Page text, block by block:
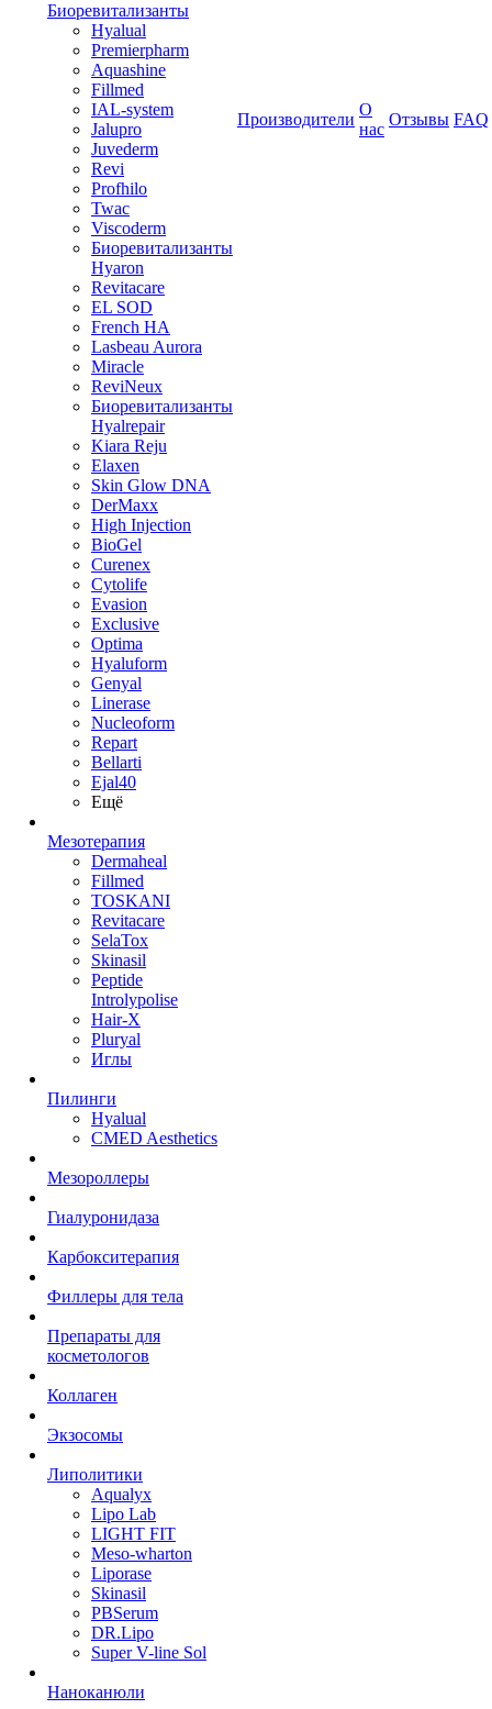
Биоревитализанты
Hyalual
Premierpharm
Aquashine
Fillmed
IAL-system
Jalupro
Juvederm
Revi
Profhilo
Twac
Viscoderm
Биоревитализанты
Hyaron
Revitacare
EL SOD
French HA
Lasbeau Aurora
Miracle
ReviNeux
Биоревитализанты
Hyalrepair
Kiara Reju
Elaxen
Skin Glow DNA
DerMaxx
High Injection
BioGel
Curenex
Cytolife
Evasion
Exclusive
Optima
Hyaluform
Genyal
Linerase
Nucleoform
Repart
Bellarti
Ejal40
Ещё
Мезотерапия
Dermaheal
Fillmed
TOSKANI
Revitacare
SelaTox
Skinasil
Peptide
Introlypolise
Hair-X
Pluryal
Иглы
Пилинги
Hyalual
CMED Aesthetics
Мезороллеры
Гиалуронидаза
Карбокситерапия
Филлеры для тела
Препараты для
косметологов
Коллаген
Экзосомы
Липолитики
Aqualyx
Lipo Lab
LIGHT FIT
Meso-wharton
Liporase
Skinasil
PBSerum
DR.Lipo
Super V-line Sol
Наноканюли
Производители
О
нас
Отзывы FAQ